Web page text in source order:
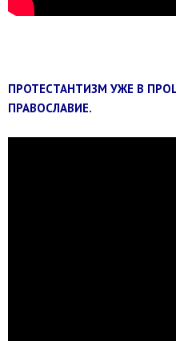
ПРОТЕСТАНТИЗМ УЖЕ В
ПРАВОСЛАВИЕ.